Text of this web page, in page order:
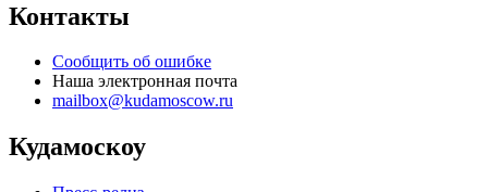
Контакты
Сообщить об ошибке
Наша электронная почта
mailbox@kudamoscow.ru
Кудамоскоу